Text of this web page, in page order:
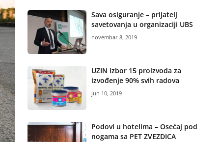
Sava osiguranje – prijatelj
savetovanja u organizaciji UBS
novembar 8, 2019
UZIN izbor 15 proizvoda za
izvođenje 90% svih radova
jun 10, 2019
Podovi u hotelima – Osećaj pod
nogama sa PET ZVEZDICA